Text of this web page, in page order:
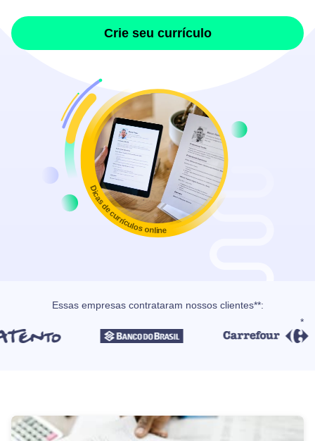
Crie seu currículo
Dicas de currículos online
Essas empresas contrataram nossos clientes**: